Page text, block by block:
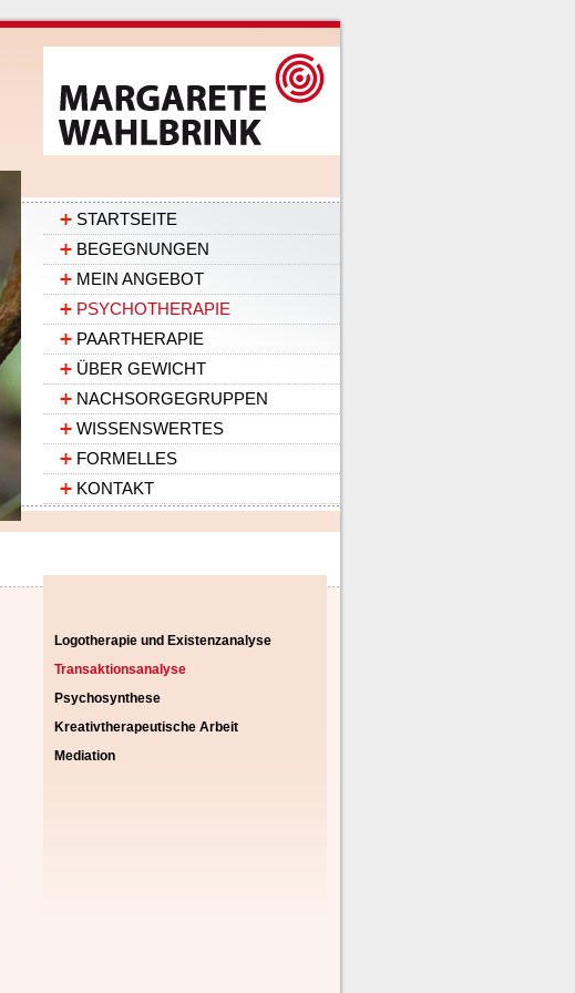
Navigation
überspringen
STARTSEITE
BEGEGNUNGEN
MEIN ANGEBOT
PSYCHOTHERAPIE
PAARTHERAPIE
ÜBER GEWICHT
NACHSORGEGRUPPEN
WISSENSWERTES
FORMELLES
KONTAKT
Navigation
Logotherapie und Existenzanalyse
Transaktionsanalyse
Psychosynthese
Kreativtherapeutische Arbeit
Mediation